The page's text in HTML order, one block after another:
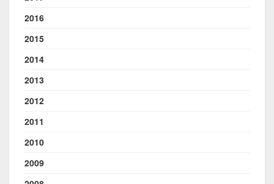
2016
2015
2014
2013
2012
2011
2010
2009